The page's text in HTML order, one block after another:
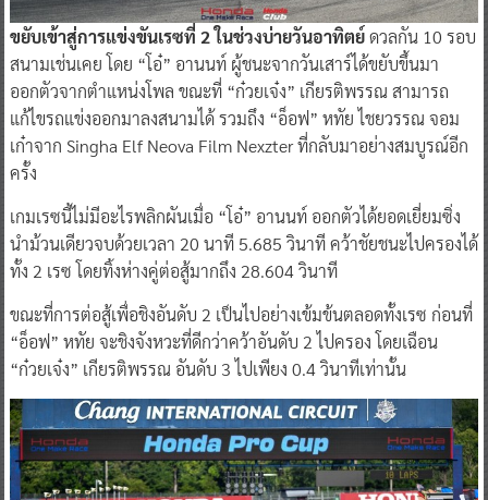
ขยับเข้าสู่การแข่งขันเรซที่ 2 ในช่วงบ่ายวันอาทิตย์ดวลกัน 10 รอบ
สนามเช่นเคย โดย “โอ๋” อานนท์ ผู้ชนะจากวันเสาร์ได้ขยับขึ้นมา
ออกตัวจากตำแหน่งโพล ขณะที่ “ก๋วยเจ๋ง” เกียรติพรรณ สามารถ
แก้ไขรถแข่งออกมาลงสนามได้ รวมถึง “อ็อฟ” หทัย ไชยวรรณ จอม
เก๋าจาก Singha Elf Neova Film Nexzter ที่กลับมาอย่างสมบูรณ์อีก
ครั้ง
เกมเรซนี้ไม่มีอะไรพลิกผันเมื่อ “โอ๋” อานนท์ ออกตัวได้ยอดเยี่ยมซิ่ง
นำม้วนเดียวจบด้วยเวลา 20 นาที 5.685 วินาที คว้าชัยชนะไปครองได้
ทั้ง 2 เรซ โดยทิ้งห่างคู่ต่อสู้มากถึง 28.604 วินาที
ขณะที่การต่อสู้เพื่อชิงอันดับ 2 เป็นไปอย่างเข้มข้นตลอดทั้งเรซ ก่อนที่
“อ็อฟ” หทัย จะชิงจังหวะที่ดีกว่าคว้าอันดับ 2 ไปครอง โดยเฉือน
“ก๋วยเจ๋ง” เกียรติพรรณ อันดับ 3 ไปเพียง 0.4 วินาทีเท่านั้น